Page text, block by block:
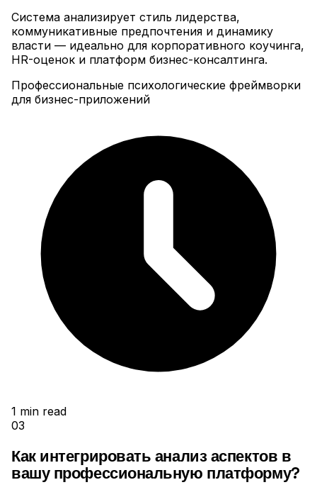
Система анализирует стиль лидерства,
коммуникативные предпочтения и динамику
власти — идеально для корпоративного коучинга,
HR-оценок и платформ бизнес-консалтинга.
Профессиональные психологические фреймворки
для бизнес-приложений
1 min read
03
Как интегрировать анализ аспектов в
вашу профессиональную платформу?